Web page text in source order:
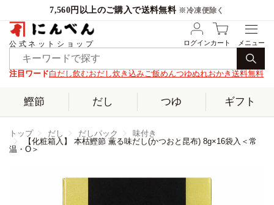
7,560円以上のご購入で送料無料 ※冷凍便除く
公式ネットショップ ログインカート
注目ワード白だし飲むおだし炊き込みご飯めんつゆぬれおかき 送料無料
鰹節 だし つゆ ギフト
トップ だし だしパック
味付き
【化粧箱入】 本枯鰹節 薫る味だし(かつおと昆布) 8g×16袋入＜常
温・O＞